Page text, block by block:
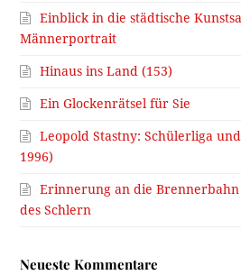
Einblick in die städtische
Männerportrait
Hinaus ins Land (153)
Ein Glockenrätsel für Sie
Leopold Stastny: Schülerliga
1996)
Erinnerung an die Brennerbahn
des Schlern
Neueste Kommentare